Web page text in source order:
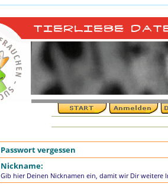
Passwort vergessen
Nickname:
Gib hier Deinen Nicknamen ein, damit wir Dir weitere